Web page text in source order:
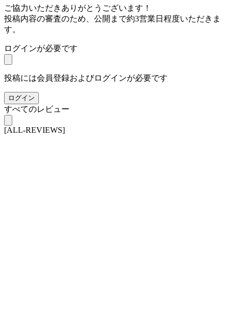
ご協力いただきありがとうございます！
投稿内容の審査のため、公開まで約3営業日程度いただきま
す。
ログインが必要です
投稿には会員登録およびログインが必要です
ログイン
すべてのレビュー
[ALL-REVIEWS]